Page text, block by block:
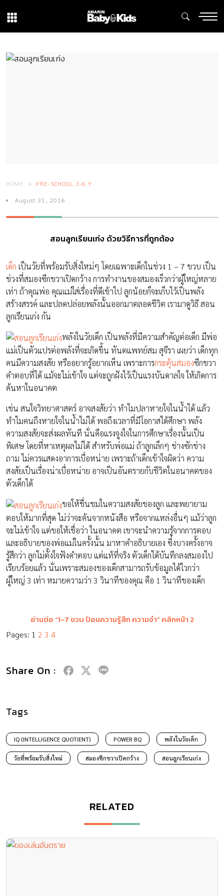
HOME PRE-SCHOOL 3-6 Y
August 31, 2016
สอนลูกเรียนเก่ง ด้วยวิธีการที่ถูกต้อง
เด็ก เป็นวัยที่พร้อมรับสิ่งใหม่ๆ โดยเฉพาะเด็กในช่วง 1 – 7 ขวบ เป็น
ช่วงที่สมองซีกขวาเปิดกว้าง การทำงานของสมองเร็วกว่าผู้ใหญ่หลาย
เท่า ถ้าคุณพ่อ คุณแม่ใส่เรื่องที่ดีเข้าไป ลูกน้อยก็จะเก็บไว้เป็นพลัง
สร้างสรรค์ และปลดปล่อยพลังนั้นออกมาตลอดชีวิต เรามาดูวิธี สอน
ลูกเรียนเก่ง กัน
พลังในวัยเด็ก เป็นพลังที่มีความสำคัญต่อเด็ก มีพ่อ
แม่เป็นตัวแปรต่อพลังที่จะเกิดขึ้น ทันตแพทย์สม สุจีรา เผยว่า เด็กทุก
คนมีความสงสัย หรืออยากรู้อยากเห็น เพราะการกระตุ้นสมองซีกขวา
คำตอบที่ได้ แม้จะไม่เข้าใจ แต่จะถูกฝังไว้เป็นแรงบันดาลใจ ให้เกิดการ
ค้นหาในอนาคต
เช่น สนใจวิทยาศาสตร์ อาจสงสัยว่า ทำไมปลาหายใจในน้ำได้ แล้ว
ทำไมคนถึงหายใจในน้ำไม่ได้ พอถึงเวลาที่มีโอกาสได้ศึกษา พลัง
ความสงสัยจะส่งผลทันที นั่นคือแรงจูงใจในการศึกษาเรื่องนั้นเป็น
พิเศษ โดยที่หาเหตุผลไม่ได้ สำหรับพ่อแม่ ถ้าลูกเล็กๆ ช่างซักช่าง
ถาม ไม่ควรแสดงอาการเบื่อหน่าย เพราะถ้าเด็กเข้าใจผิดว่า ความ
สงสัยเป็นเรื่องน่าเบื่อหน่าย อาจเป็นอันตรายกับชีวิตในอนาคตของ
ตัวเด็กได้
ขอให้ชื่นชมในความสงสัยของลูก และพยายาม
ตอบให้มากที่สุด ไม่ว่าจะค้นจากหนังสือ หรือจากแหล่งอื่นๆ แม้ว่าลูก
จะไม่เข้าใจ แต่ขอให้เชื่อว่า ในอนาคต เขาจะนำความรู้จากการตอบ
และอธิบายของพ่อแม่ในครั้งนั้น มาหาคำอธิบายเอง ซึ่งบางครั้งอาจ
รู้สึกว่า ลูกไม่ตั้งใจฟังคำตอบ แต่แท้ที่จริง ตัวเด็กได้บันทึกลงสมองไป
เรียบร้อยแล้ว นั่นเพราะสมองของเด็กสามารถรับข้อมูลได้ไวกว่า
ผู้ใหญ่ 3 เท่า หมายความว่า 3 วินาทีของคุณ คือ 1 วินาทีของเด็ก
อ่านต่อ “1-7 ขวบ ป้อนความรู้สึก ความจำ” คลิกหน้า 2
Pages: 1 2 3 4
Share On :
Tags
IQ (INTELLIGENCE QUOTIENT) POWER BQ พลังในวัยเด็ก
วัยที่พร้อมรับสิ่งใหม่ สมองซีกขวาเปิดกว้าง สอนลูกเรียนเก่ง
RELATED